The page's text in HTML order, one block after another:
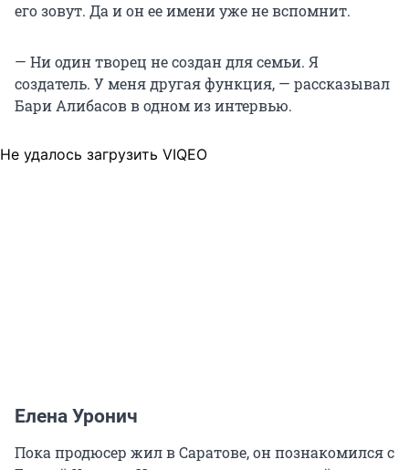
его зовут. Да и он ее имени уже не вспомнит.
— Ни один творец не создан для семьи. Я
создатель. У меня другая функция, — рассказывал
Бари Алибасов в одном из интервью.
Не удалось загрузить VIQEO
Елена Уронич
Пока продюсер жил в Саратове, он познакомился с